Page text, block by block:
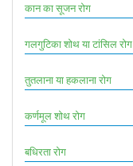
कान का सूजन रोग
गलगुटिका शोथ या टांसिल रोग
तुतलाना या हकलाना रोग
कर्णमूल शोथ रोग
बधिरता रोग